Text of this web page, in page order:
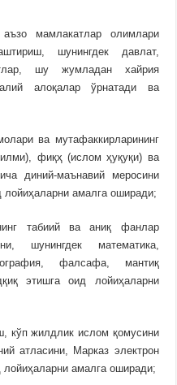
мамлакатлар олимлари
шунингдек давлат,
шу жумладан хайрия
алоқалар ўрнатади ва
ва мутафаккирларининг
фиқҳ (ислом ҳуқуқи) ва
диний-маънавий меросини
лойиҳаларни амалга оширади;
табиий ва аниқ фанлар
шунингдек математика,
фалсафа, мантиқ
этишга оид лойиҳаларни
кўп жилдлик ислом қомусини
атласини, Марказ электрон
лойиҳаларни амалга оширади;